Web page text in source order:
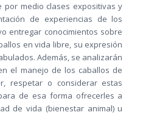
por medio clases expositivas y
de experiencias de los
entregar conocimientos sobre
en vida libre, su expresión
Además, se analizarán
el manejo de los caballos de
respetar o considerar estas
de esa forma ofrecerles a
de vida (bienestar animal) u